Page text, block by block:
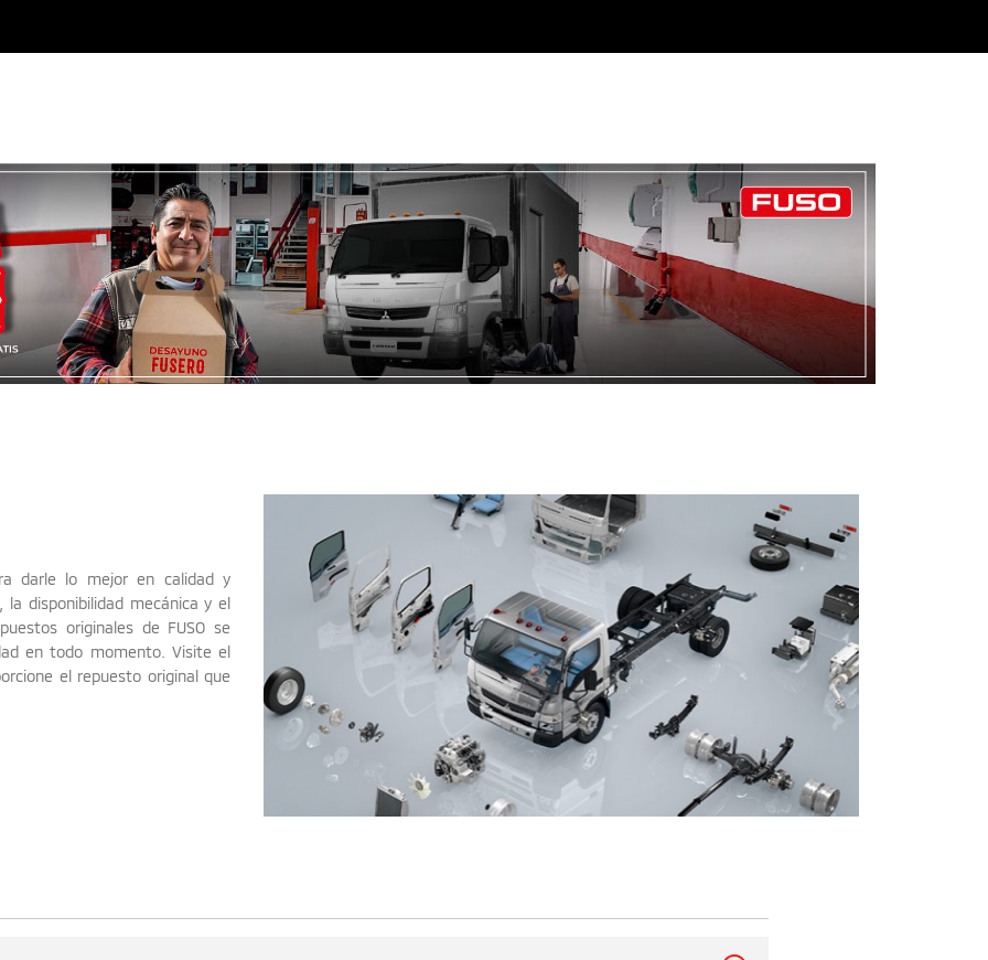
darle lo mejor en calidad y
disponibilidad mecánica y el
originales de FUSO se
en todo momento. Visite el
el repuesto original que